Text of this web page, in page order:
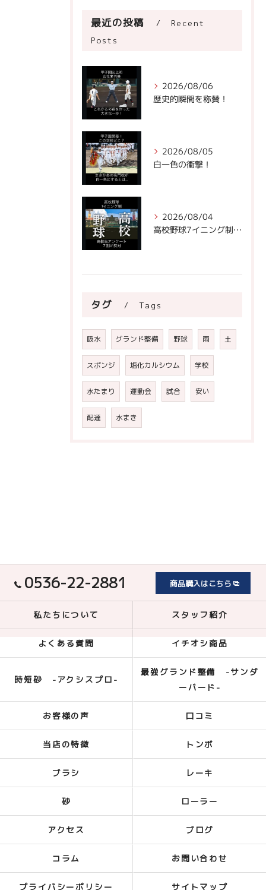
最近の投稿
Recent
Posts
2026/08/06
歴史的瞬間を称賛！
2026/08/05
白一色の衝撃！
2026/08/04
高校野球7イニング制への声。
タグ Tags
吸水 グランド整備 野球 雨 土
スポンジ 塩化カルシウム 学校
水たまり 運動会 試合 安い
配達 水まき
0536-22-2881 商品購入はこちら
私たちについて スタッフ紹介
よくある質問 イチオシ商品
時短砂 -アクシスプロ-
最強グランド整備 -サンダ
ーバード-
お客様の声 口コミ
当店の特徴 トンボ
ブラシ レーキ
砂 ローラー
アクセス ブログ
コラム お問い合わせ
プライバシーポリシー サイトマップ